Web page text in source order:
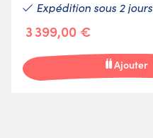
Expédition sous 2 jours
3 399,00 €
Ajouter